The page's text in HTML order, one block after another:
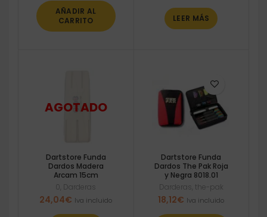
era:
18,11€. 15,94€.
AÑADIR AL
CARRITO
LEER MÁS
Dartstore Funda
Dardos Madera
Arcam 15cm
0 Darderas
24,04€ Iva incluido
Dartstore Funda
Dardos The Pak Roja
y Negra 8018.01
Darderas the-pak
18,12€ Iva incluido